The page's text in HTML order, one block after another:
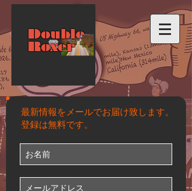
Double
Roxer
最新情報をメールでお届け致します。
登録は無料です。